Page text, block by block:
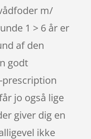
m/
1 > 6 år er
af den
godt
jo også lige
giver dig en
ikke